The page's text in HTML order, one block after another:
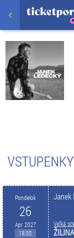
VSTUPENKY
Pondelok
26
Apr 2027
18:00
Janek
Veľká
ŽILINA